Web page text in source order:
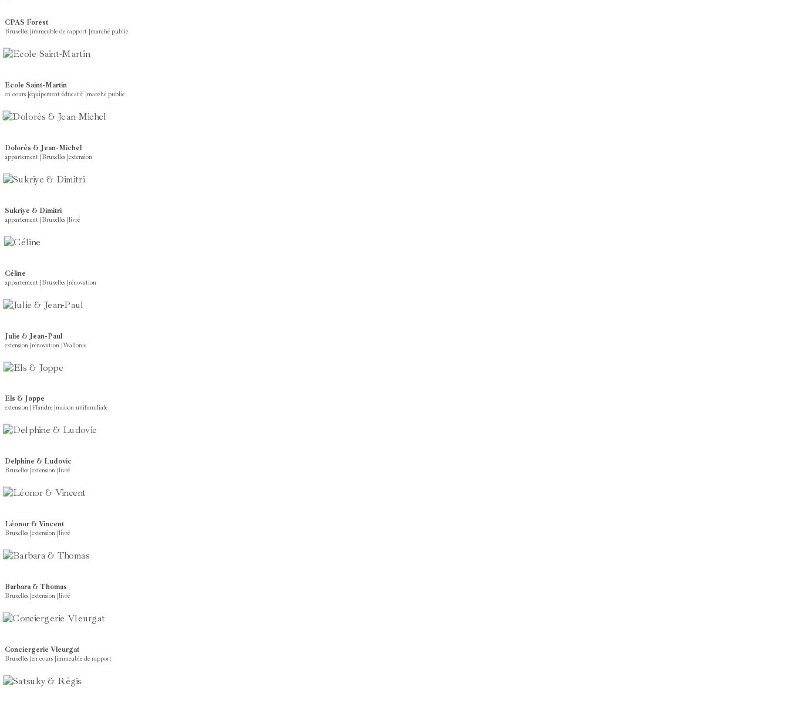
CPAS Forest
Bruxelles |immeuble de rapport |marché public
Ecole Saint-Martin
en cours |équipement éducatif|marché public
Dolorès & Jean-Michel
appartement |Bruxelles |extension
Sukriye & Dimitri
appartement |Bruxelles |livré
Céline
appartement |Bruxelles |rénovation
Julie & Jean-Paul
extension |rénovation |Wallonie
Els & Joppe
extension Flandre maison unifamiliale
Delphine & Ludovic
Bruxelles extension livré
Léonor & Vincent
Bruxelles extension livré
Barbara & Thomas
Bruxelles extension livré
Conciergerie Vleurgat
Bruxelles en cours immeuble de rapport